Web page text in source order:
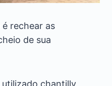
rechear as
de sua
chantilly